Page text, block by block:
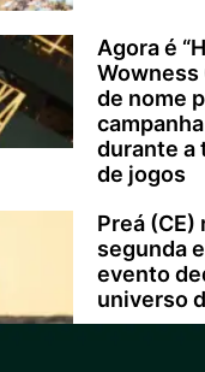
Agora é
Wowness
de nome
durante a
de jogos
Preá (CE)
segunda
evento
universo